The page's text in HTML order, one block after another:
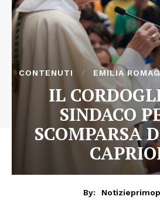
CONTENUTI EMILIA
IL
SINDACO
SCOMPARSA
By: